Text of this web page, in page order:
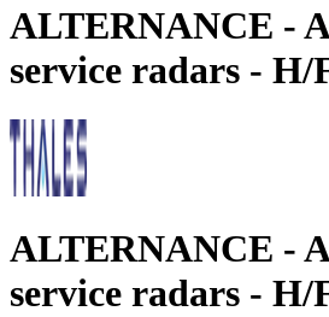
ALTERNANCE -
service radars - H/
ALTERNANCE -
service radars - H/